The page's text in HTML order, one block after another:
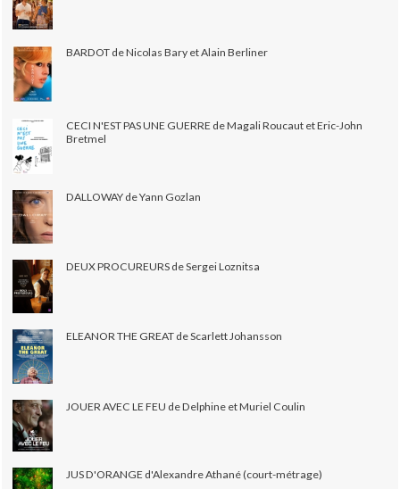
BARDOT de Nicolas Bary et Alain Berliner
CECI N'EST PAS UNE GUERRE de Magali Roucaut et Eric-John
Bretmel
DALLOWAY de Yann Gozlan
DEUX PROCUREURS de Sergei Loznitsa
ELEANOR THE GREAT de Scarlett Johansson
JOUER AVEC LE FEU de Delphine et Muriel Coulin
JUS D'ORANGE d'Alexandre Athané (court-métrage)